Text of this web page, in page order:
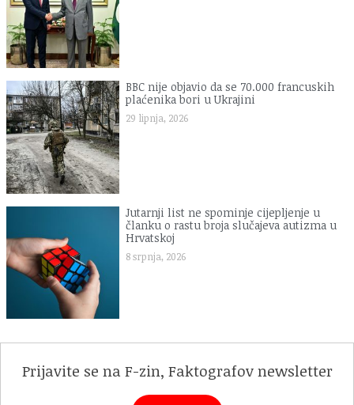
BBC nije objavio da se 70.000 francuskih
plaćenika bori u Ukrajini
29 lipnja, 2026
Jutarnji list ne spominje cijepljenje u
članku o rastu broja slučajeva autizma u
Hrvatskoj
8 srpnja, 2026
Prijavite se na F-zin, Faktografov newsletter